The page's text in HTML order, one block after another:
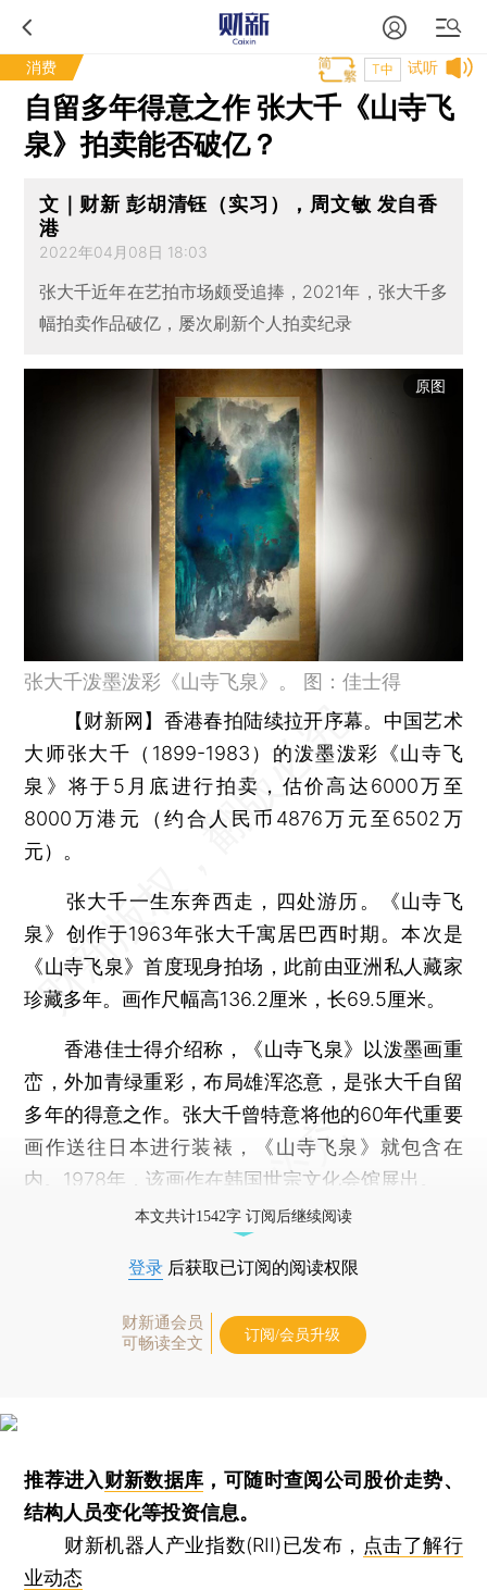
消费 试听
T中
自留多年得意之作 张大千《山寺飞
泉》拍卖能否破亿？
文｜财新 彭胡清钰（实习），周文敏 发自香
港
2022年04月08日 18:03
张大千近年在艺拍市场颇受追捧，2021年，张大千多
幅拍卖作品破亿，屡次刷新个人拍卖纪录
原图
张大千泼墨泼彩《山寺飞泉》。 图：佳士得
【财新网】 香港春拍陆续拉开序幕。中国艺术
大师张大千（1899-1983）的泼墨泼彩《山寺飞
泉》将于5月底进行拍卖，估价高达6000万至
8000万港元（约合人民币4876万元至6502万
元）。
张大千一生东奔西走，四处游历。《山寺飞
泉》创作于1963年张大千寓居巴西时期。本次是
《山寺飞泉》首度现身拍场，此前由亚洲私人藏家
珍藏多年。画作尺幅高136.2厘米，长69.5厘米。
香港佳士得介绍称，《山寺飞泉》以泼墨画重
峦，外加青绿重彩，布局雄浑恣意，是张大千自留
多年的得意之作。张大千曾特意将他的60年代重要
画作送往日本进行装裱，《山寺飞泉》就包含在
内。1978年，该画作在韩国世宗文化会馆展出。
本文共计1542字 订阅后继续阅读
登录 后获取已订阅的阅读权限
财新通会员
可畅读全文
订阅/会员升级
推荐进入财新数据库 ，可随时查阅公司股价走势、
结构人员变化等投资信息。
财新机器人产业指数(RII)已发布， 点击了解行
业动态